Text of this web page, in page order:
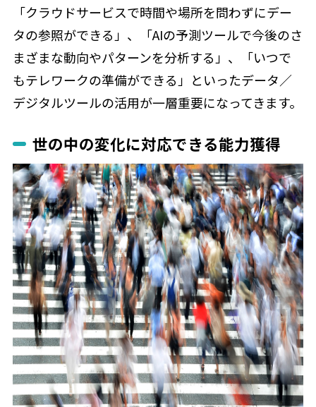
「クラウドサービスで時間や場所を問わずにデー
タの参照ができる」、「AIの予測ツールで今後のさ
まざまな動向やパターンを分析する」、「いつで
もテレワークの準備ができる」といったデータ／
デジタルツールの活用が一層重要になってきます。
世の中の変化に対応できる能力獲得